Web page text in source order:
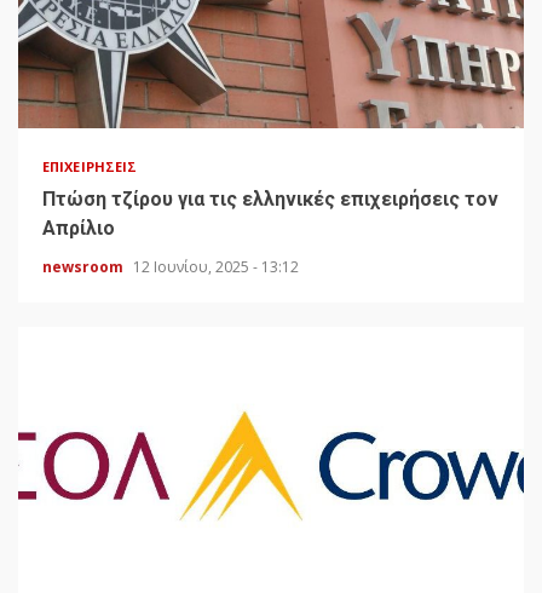
ΕΠΙΧΕΙΡΉΣΕΙΣ
Πτώση τζίρου για τις ελληνικές επιχειρήσεις τον
Απρίλιο
newsroom 12 Ιουνίου, 2025 - 13:12